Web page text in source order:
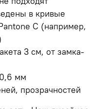
в кривые
C (например,
3 см, от замка-
мм
прозрачностей